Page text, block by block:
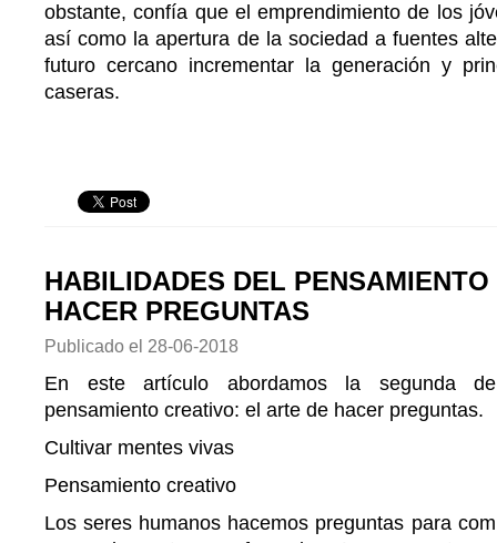
obstante, confía que el emprendimiento de los
así como la apertura de la sociedad a fuentes
futuro cercano incrementar la generación y
caseras.
HABILIDADES DEL PENSAMIENTO
HACER PREGUNTAS
Publicado el 28-06-2018
En este artículo abordamos la segunda
pensamiento creativo: el arte de hacer preguntas.
Cultivar mentes vivas
Pensamiento creativo
Los seres humanos hacemos preguntas para